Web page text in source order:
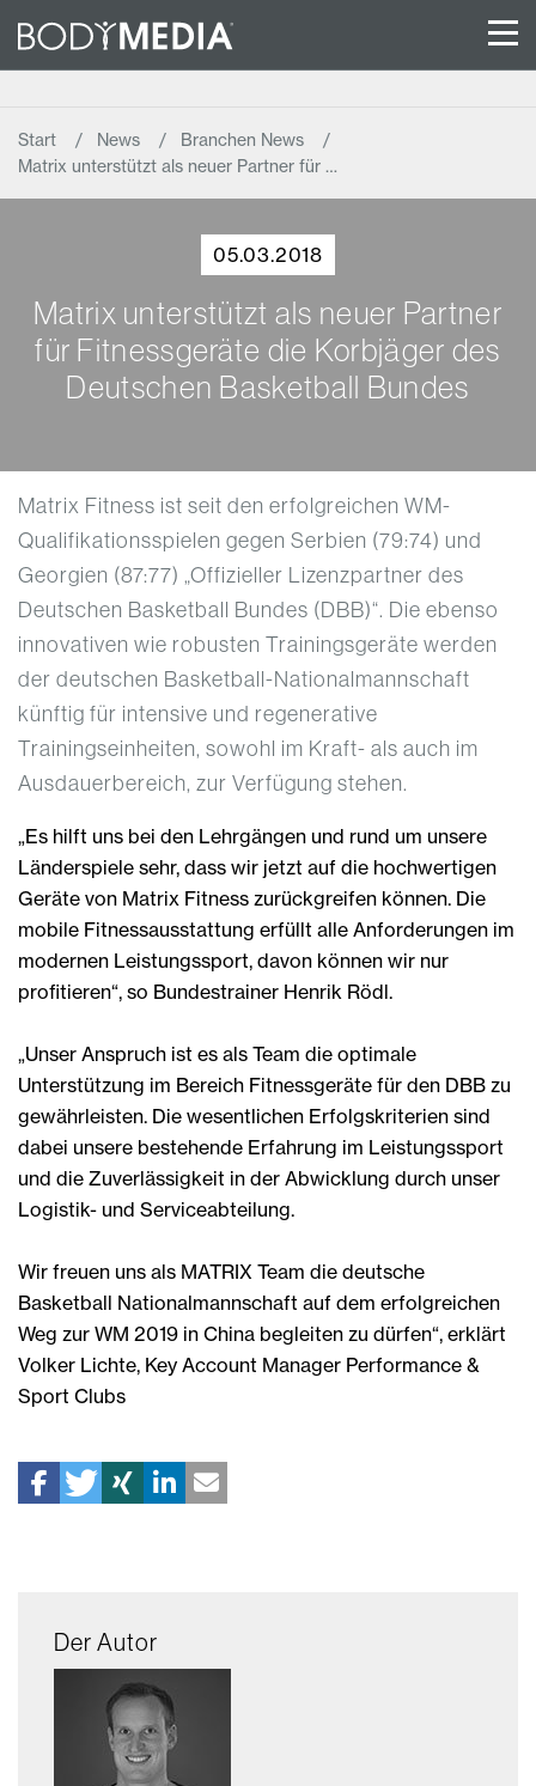
Start News
Branchen News
Matrix unterstützt als neuer Partner für …
05.03.2018
Matrix unterstützt als neuer Partner
für Fitnessgeräte die Korbjäger des
Deutschen Basketball Bundes
Matrix Fitness ist seit den erfolgreichen WM-
Qualifikationsspielen gegen Serbien (79:74) und
Georgien (87:77) „Offizieller Lizenzpartner des
Deutschen Basketball Bundes (DBB)“. Die ebenso
innovativen wie robusten Trainingsgeräte werden
der deutschen Basketball-Nationalmannschaft
künftig für intensive und regenerative
Trainingseinheiten, sowohl im Kraft- als auch im
Ausdauerbereich, zur Verfügung stehen.
„Es hilft uns bei den Lehrgängen und rund um unsere
Länderspiele sehr, dass wir jetzt auf die hochwertigen
Geräte von Matrix Fitness zurückgreifen können. Die
mobile Fitnessausstattung erfüllt alle Anforderungen im
modernen Leistungssport, davon können wir nur
profitieren“, so Bundestrainer Henrik Rödl.
„Unser Anspruch ist es als Team die optimale
Unterstützung im Bereich Fitnessgeräte für den DBB zu
gewährleisten. Die wesentlichen Erfolgskriterien sind
dabei unsere bestehende Erfahrung im Leistungssport
und die Zuverlässigkeit in der Abwicklung durch unser
Logistik- und Serviceabteilung.
Wir freuen uns als MATRIX Team die deutsche
Basketball Nationalmannschaft auf dem erfolgreichen
Weg zur WM 2019 in China begleiten zu dürfen“, erklärt
Volker Lichte, Key Account Manager Performance &
Sport Clubs
Der Autor